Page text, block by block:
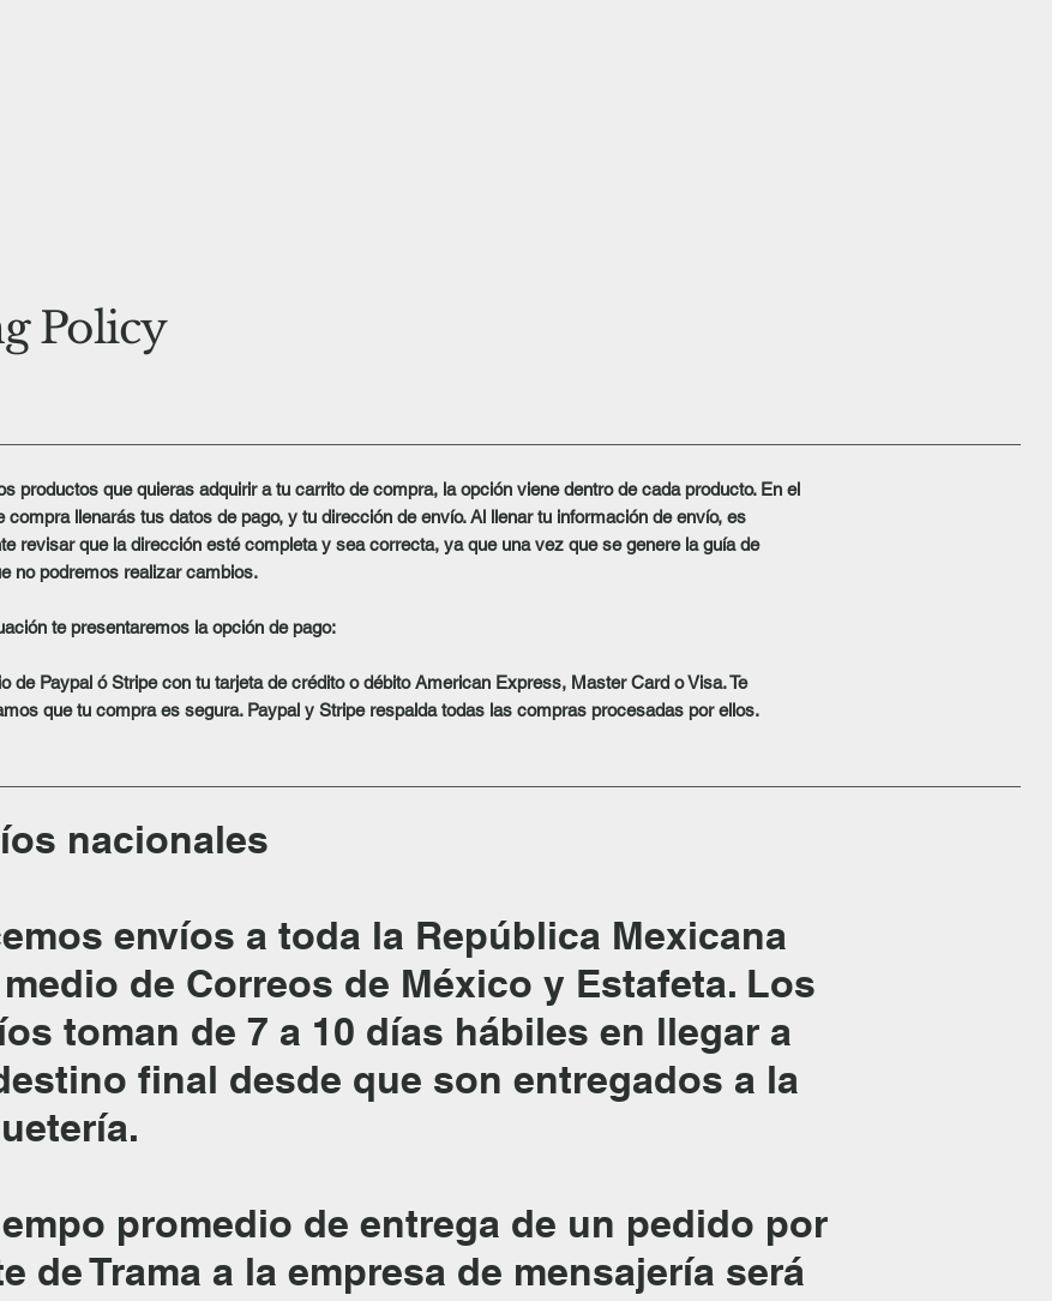
Policy
productos que quieras adquirir a tu carrito de compra, la opción viene dentro de cada producto. En el
compra llenarás tus datos de pago, y tu dirección de envío. Al llenar tu información de envío, es
revisar que la dirección esté completa y sea correcta, ya que una vez que se genere la guía de
no podremos realizar cambios.
te presentaremos la opción de pago:
de Paypal ó Stripe con tu tarjeta de crédito o débito American Express, Master Card o Visa. Te
que tu compra es segura. Paypal y Stripe respalda todas las compras procesadas por ellos.
nacionales
envíos a toda la República Mexicana
de Correos de México y Estafeta. Los
toman de 7 a 10 días hábiles en llegar a
final desde que son entregados a la
promedio de entrega de un pedido por
de Trama a la empresa de mensajería será